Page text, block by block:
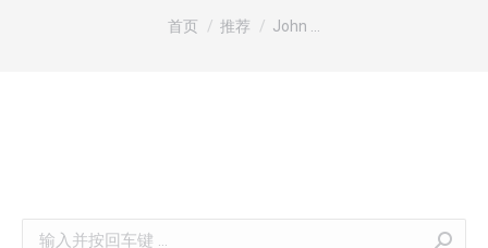
您在这里：
首页 推荐 John …
Search: